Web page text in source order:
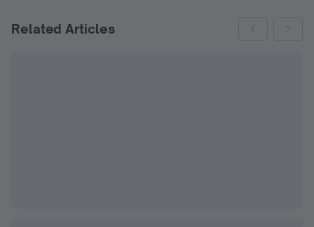
Related Articles